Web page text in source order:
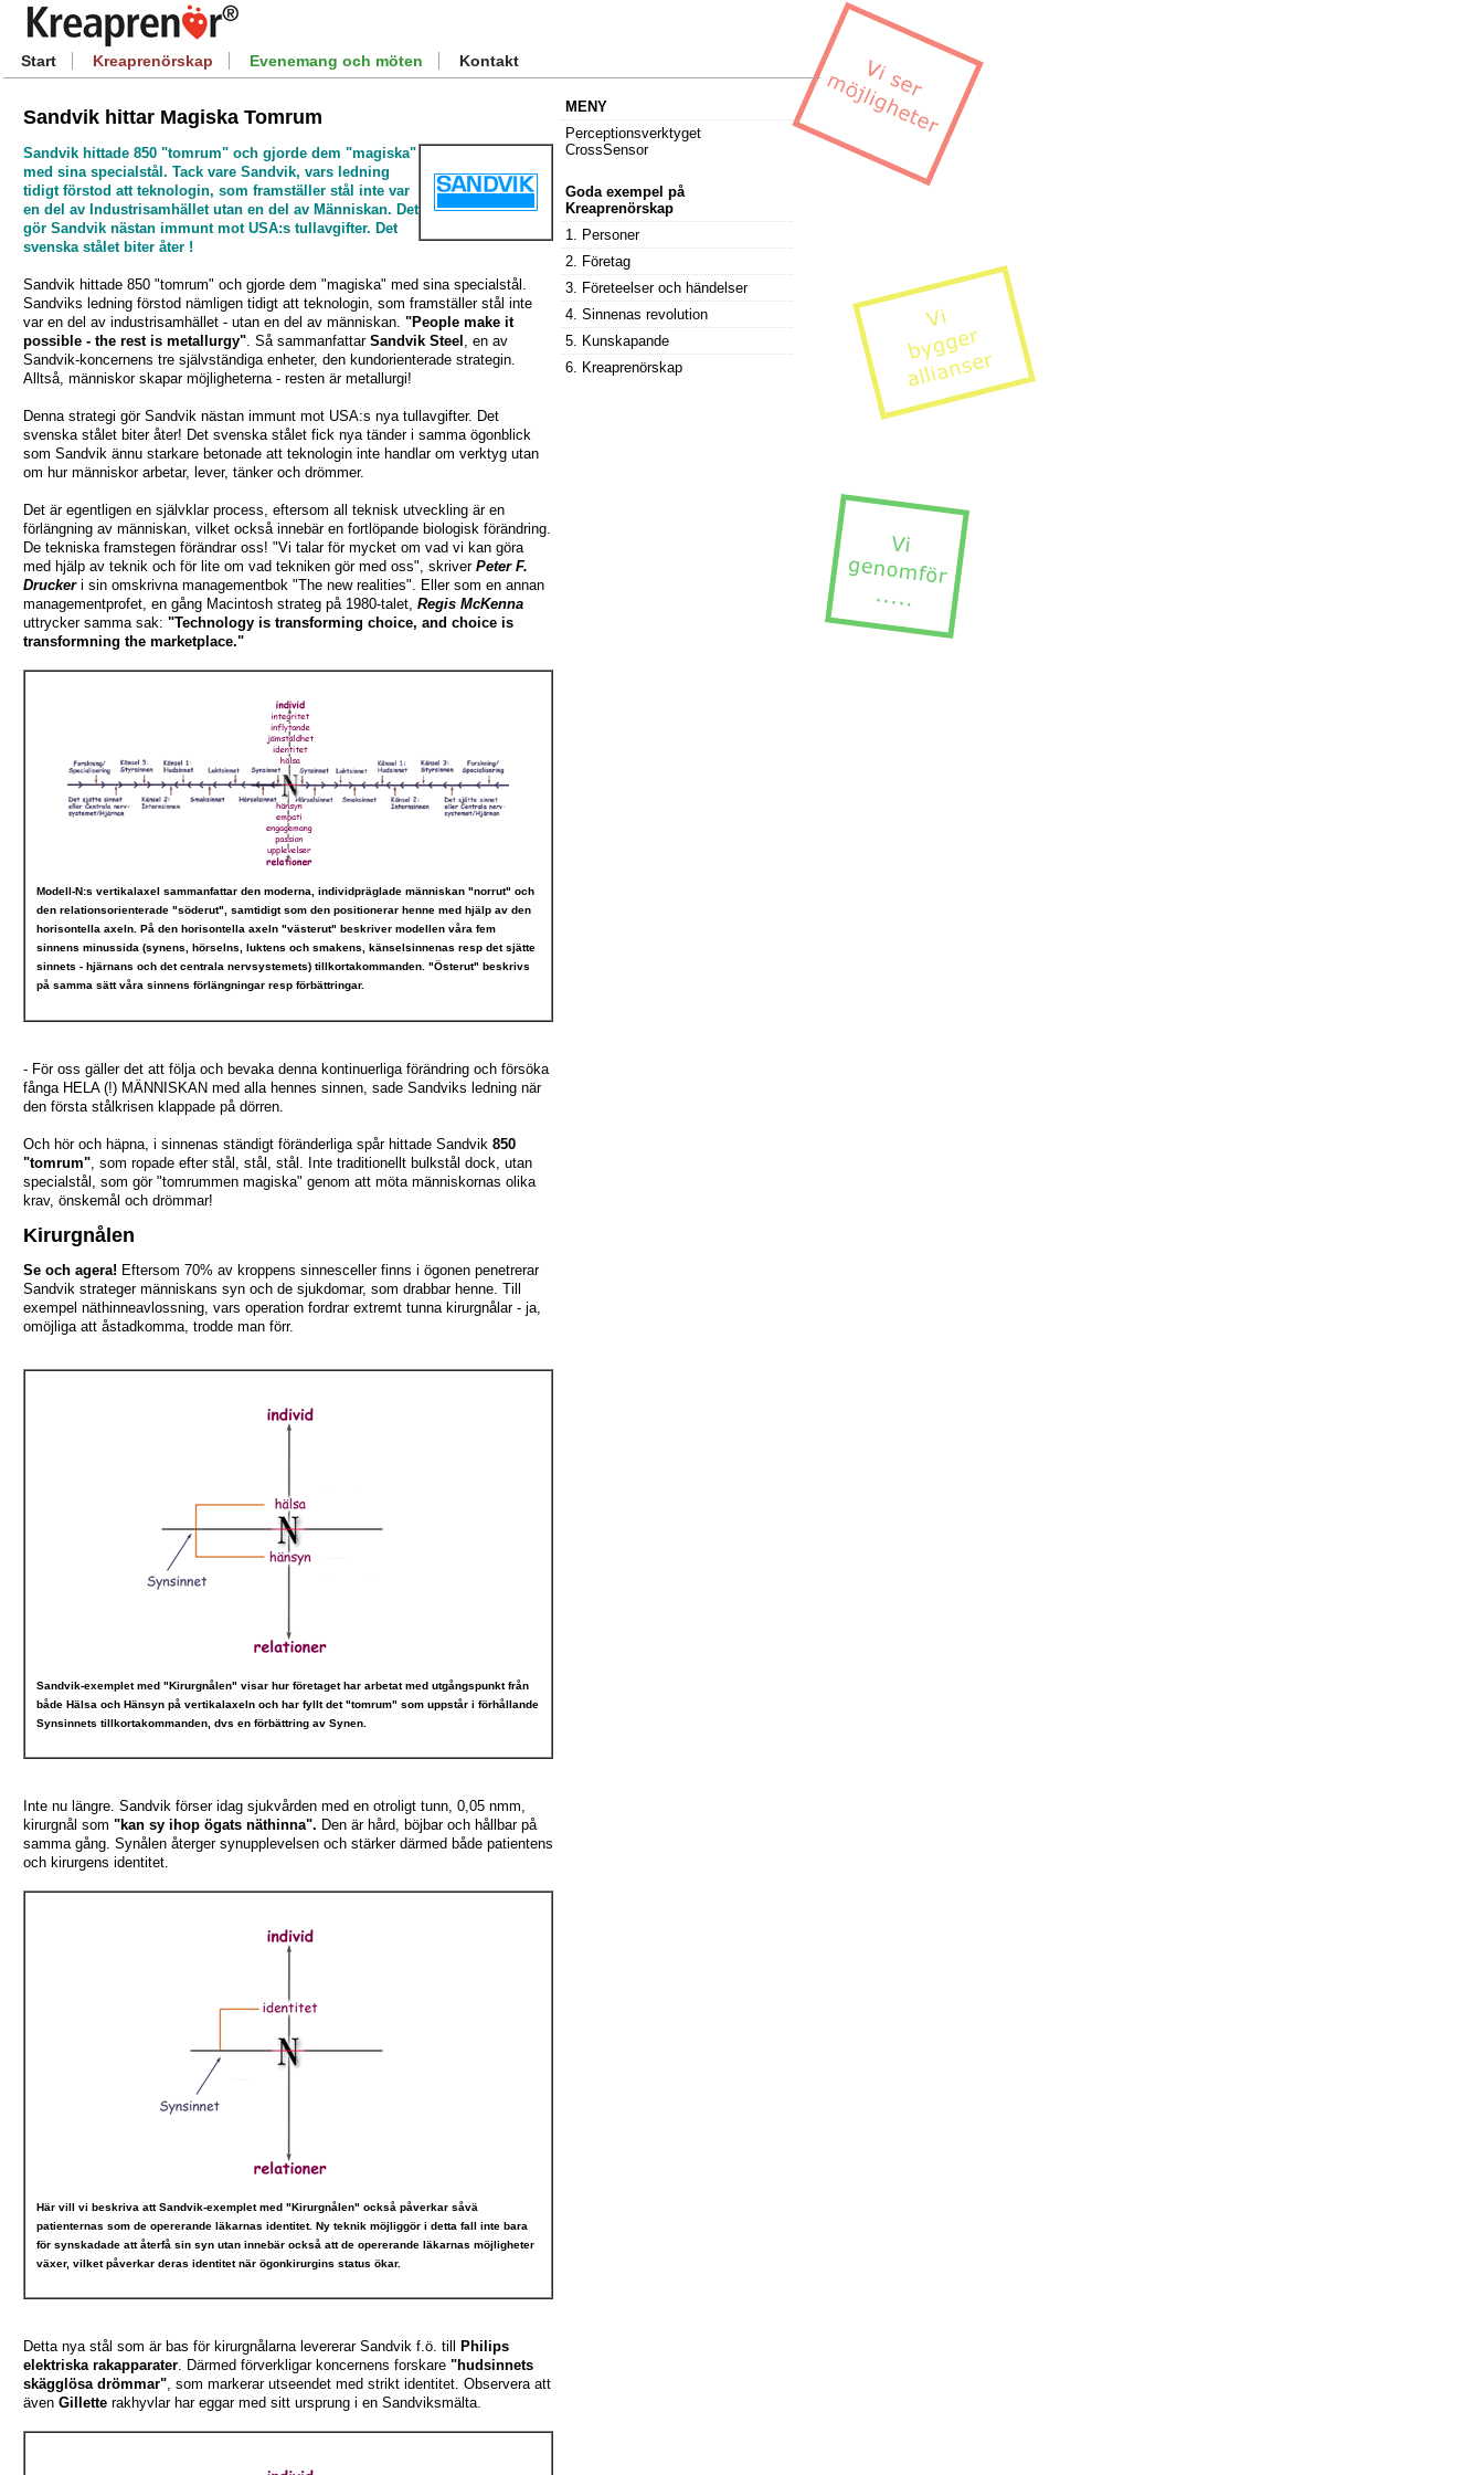
Start Kreaprenörskap Evenemang och möten Kontakt
MENY
Perceptionsverktyget
CrossSensor
Goda exempel på
Kreaprenörskap
1. Personer
2. Företag
3. Företeelser och händelser
4. Sinnenas revolution
5. Kunskapande
6. Kreaprenörskap
Sandvik hittar Magiska Tomrum
Sandvik hittade 850 "tomrum" och gjorde dem "magiska"
med sina specialstål. Tack vare Sandvik, vars ledning
tidigt förstod att teknologin, som framställer stål inte var
en del av Industrisamhället utan en del av Människan. Det
gör Sandvik nästan immunt mot USA:s tullavgifter. Det
svenska stålet biter åter !
Sandvik hittade 850 "tomrum" och gjorde dem "magiska" med sina specialstål.
Sandviks ledning förstod nämligen tidigt att teknologin, som framställer stål inte
var en del av industrisamhället - utan en del av människan. "People make it
possible - the rest is metallurgy" . Så sammanfattar Sandvik Steel , en av
Sandvik-koncernens tre självständiga enheter, den kundorienterade strategin.
Alltså, människor skapar möjligheterna - resten är metallurgi!
Denna strategi gör Sandvik nästan immunt mot USA:s nya tullavgifter. Det
svenska stålet biter åter! Det svenska stålet fick nya tänder i samma ögonblick
som Sandvik ännu starkare betonade att teknologin inte handlar om verktyg utan
om hur människor arbetar, lever, tänker och drömmer.
Det är egentligen en självklar process, eftersom all teknisk utveckling är en
förlängning av människan, vilket också innebär en fortlöpande biologisk förändring.
De tekniska framstegen förändrar oss! "Vi talar för mycket om vad vi kan göra
med hjälp av teknik och för lite om vad tekniken gör med oss", skriver Peter F.
Druckeri sin omskrivna managementbok "The new realities". Eller som en annan
managementprofet, en gång Macintosh strateg på 1980-talet, Regis McKenna
uttrycker samma sak: "Technology is transforming choice, and choice is
transformning the marketplace."
Modell-N:s vertikalaxel sammanfattar den moderna, individpräglade människan "norrut" och
den relationsorienterade "söderut", samtidigt som den positionerar henne med hjälp av den
horisontella axeln. På den horisontella axeln "västerut" beskriver modellen våra fem
sinnens minussida (synens, hörselns, luktens och smakens, känselsinnenas resp det sjätte
sinnets - hjärnans och det centrala nervsystemets) tillkortakommanden. "Österut" beskrivs
på samma sätt våra sinnens förlängningar resp förbättringar.
- För oss gäller det att följa och bevaka denna kontinuerliga förändring och försöka
fånga HELA (!) MÄNNISKAN med alla hennes sinnen, sade Sandviks ledning när
den första stålkrisen klappade på dörren.
Och hör och häpna, i sinnenas ständigt föränderliga spår hittade Sandvik 850
"tomrum" , som ropade efter stål, stål, stål. Inte traditionellt bulkstål dock, utan
specialstål, som gör "tomrummen magiska" genom att möta människornas olika
krav, önskemål och drömmar!
Kirurgnålen
Se och agera! Eftersom 70% av kroppens sinnesceller finns i ögonen penetrerar
Sandvik strateger människans syn och de sjukdomar, som drabbar henne. Till
exempel näthinneavlossning, vars operation fordrar extremt tunna kirurgnålar - ja,
omöjliga att åstadkomma, trodde man förr.
Sandvik-exemplet med "Kirurgnålen" visar hur företaget har arbetat med utgångspunkt från
både Hälsa och Hänsyn på vertikalaxeln och har fyllt det "tomrum" som uppstår i förhållande
Synsinnets tillkortakommanden, dvs en förbättring av Synen.
Inte nu längre. Sandvik förser idag sjukvården med en otroligt tunn, 0,05 nmm,
kirurgnål som "kan sy ihop ögats näthinna". Den är hård, böjbar och hållbar på
samma gång. Synålen återger synupplevelsen och stärker därmed både patientens
och kirurgens identitet.
Här vill vi beskriva att Sandvik-exemplet med "Kirurgnålen" också påverkar såvä
patienternas som de opererande läkarnas identitet. Ny teknik möjliggör i detta fall inte bara
för synskadade att återfå sin syn utan innebär också att de opererande läkarnas möjligheter
växer, vilket påverkar deras identitet när ögonkirurgins status ökar.
Detta nya stål som är bas för kirurgnålarna levererar Sandvik f.ö. till
Philips
elektriska rakapparater. Därmed förverkligar koncernens forskare "hudsinnets
skägglösa drömmar", som markerar utseendet med strikt identitet. Observera att
även Gillette rakhyvlar har eggar med sitt ursprung i en Sandviksmälta.